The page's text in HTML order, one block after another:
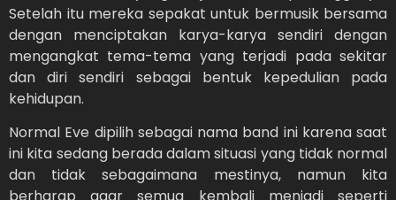
Setelah itu mereka sepakat untuk bermusik bersama
dengan menciptakan karya-karya sendiri dengan
mengangkat tema-tema yang terjadi pada sekitar
dan diri sendiri sebagai bentuk kepedulian pada
kehidupan.
Normal Eve dipilih sebagai nama band ini karena saat
ini kita sedang berada dalam situasi yang tidak normal
dan tidak sebagaimana mestinya, namun kita